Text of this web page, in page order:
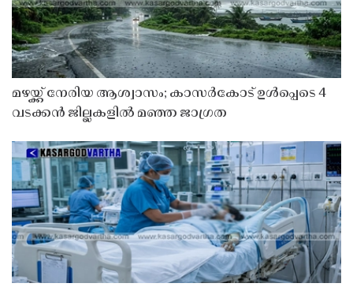
മഴയ്ക്ക് നേരിയ ആശ്വാസം; കാസർകോട് ഉൾപ്പെടെ 4
വടക്കൻ ജില്ലകളിൽ മഞ്ഞ ജാഗ്രത